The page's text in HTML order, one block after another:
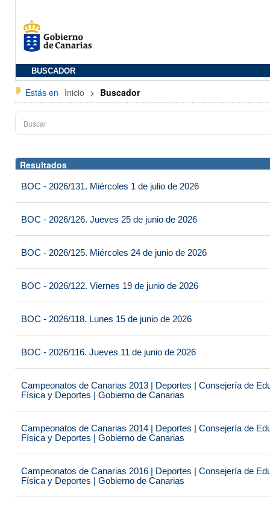
BUSCADOR
Estás en Inicio > Buscador
Resultados
BOC - 2026/131. Miércoles 1 de julio de 2026
BOC - 2026/126. Jueves 25 de junio de 2026
BOC - 2026/125. Miércoles 24 de junio de 2026
BOC - 2026/122. Viernes 19 de junio de 2026
BOC - 2026/118. Lunes 15 de junio de 2026
BOC - 2026/116. Jueves 11 de junio de 2026
Campeonatos de Canarias 2013 | Deportes | Consejería de
Física y Deportes | Gobierno de Canarias
Campeonatos de Canarias 2014 | Deportes | Consejería de
Física y Deportes | Gobierno de Canarias
Campeonatos de Canarias 2016 | Deportes | Consejería de
Física y Deportes | Gobierno de Canarias